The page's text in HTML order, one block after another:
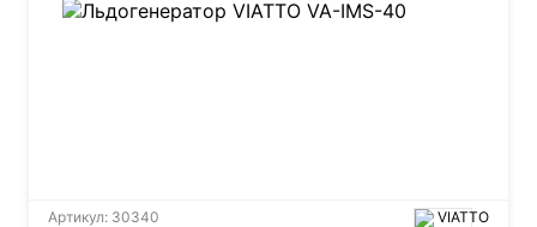
Артикул: 30340 VIATTO